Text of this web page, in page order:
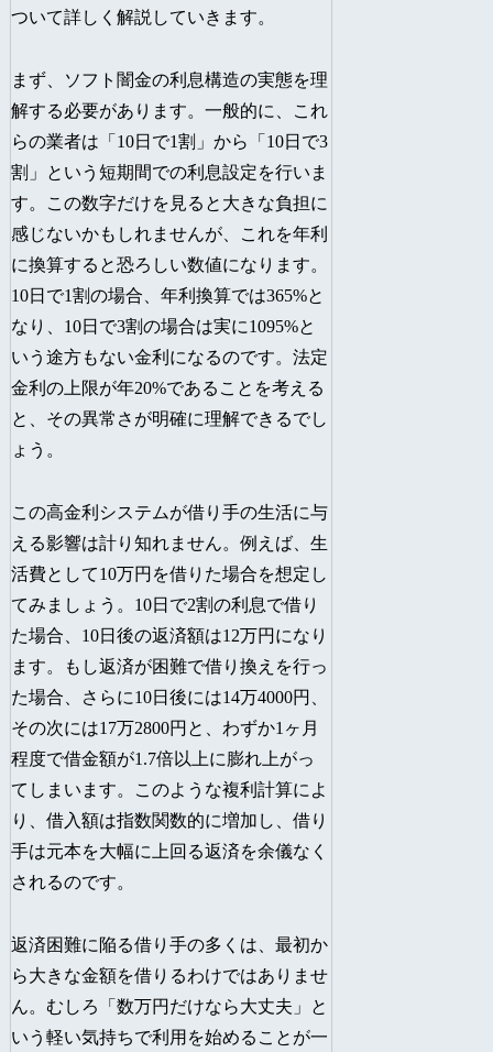
ついて詳しく解説していきます。
まず、ソフト闇金の利息構造の実態を理
解する必要があります。一般的に、これ
らの業者は「10日で1割」から「10日で3
割」という短期間での利息設定を行いま
す。この数字だけを見ると大きな負担に
感じないかもしれませんが、これを年利
に換算すると恐ろしい数値になります。
10日で1割の場合、年利換算では365%と
なり、10日で3割の場合は実に1095%と
いう途方もない金利になるのです。法定
金利の上限が年20%であることを考える
と、その異常さが明確に理解できるでし
ょう。
この高金利システムが借り手の生活に与
える影響は計り知れません。例えば、生
活費として10万円を借りた場合を想定し
てみましょう。10日で2割の利息で借り
た場合、10日後の返済額は12万円になり
ます。もし返済が困難で借り換えを行っ
た場合、さらに10日後には14万4000円、
その次には17万2800円と、わずか1ヶ月
程度で借金額が1.7倍以上に膨れ上がっ
てしまいます。このような複利計算によ
り、借入額は指数関数的に増加し、借り
手は元本を大幅に上回る返済を余儀なく
されるのです。
返済困難に陥る借り手の多くは、最初か
ら大きな金額を借りるわけではありませ
ん。むしろ「数万円だけなら大丈夫」と
いう軽い気持ちで利用を始めることが一